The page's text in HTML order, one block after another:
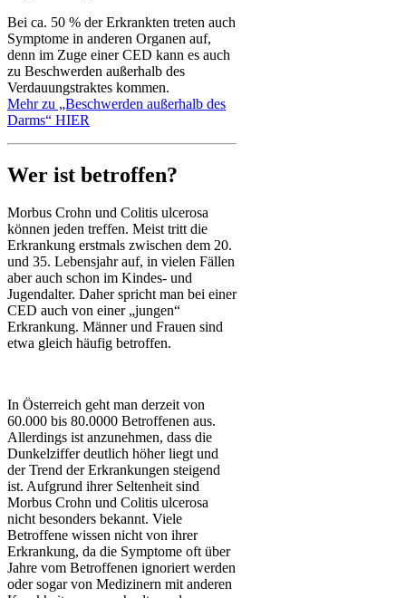
Bei ca. 50 % der Erkrankten treten auch
Symptome in anderen Organen auf,
denn im Zuge einer CED kann es auch
zu Beschwerden außerhalb des
Verdauungstraktes kommen.
Mehr zu „Beschwerden außerhalb des
Darms“ HIER
Wer ist betroffen?
Morbus Crohn und Colitis ulcerosa
können jeden treffen. Meist tritt die
Erkrankung erstmals zwischen dem 20.
und 35. Lebensjahr auf, in vielen Fällen
aber auch schon im Kindes- und
Jugendalter. Daher spricht man bei einer
CED auch von einer „jungen“
Erkrankung. Männer und Frauen sind
etwa gleich häufig betroffen.
In Österreich geht man derzeit von
60.000 bis 80.0000 Betroffenen aus.
Allerdings ist anzunehmen, dass die
Dunkelziffer deutlich höher liegt und
der Trend der Erkrankungen steigend
ist. Aufgrund ihrer Seltenheit sind
Morbus Crohn und Colitis ulcerosa
nicht besonders bekannt. Viele
Betroffene wissen nicht von ihrer
Erkrankung, da die Symptome oft über
Jahre vom Betroffenen ignoriert werden
oder sogar von Medizinern mit anderen